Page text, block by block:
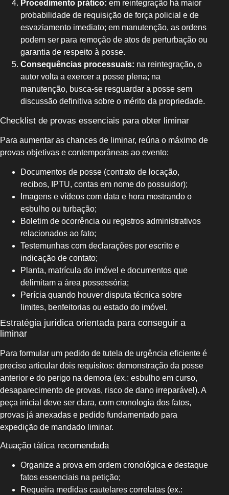
Procedimento prático: em reintegração há maior
probabilidade de requisição de força policial e de
esvaziamento imediato; em manutenção, as ordens
podem ser para remoção de atos de perturbação ou
garantia de respeito à posse.
Consequências processuais: na reintegração, o
autor volta a exercer a posse plena; na
manutenção, busca-se resguardar a posse sem
discussão definitiva sobre o mérito da propriedade.
Checklist de provas essenciais para obter liminar
Para aumentar as chances de liminar, reúna o máximo de
provas objetivas e contemporâneas ao evento:
Documentos de posse (contrato de locação,
recibos, IPTU, contas em nome do possuidor);
Imagens e vídeos com data e hora mostrando o
esbulho ou turbação;
Boletim de ocorrência ou registros administrativos
relacionados ao fato;
Testemunhas com declarações por escrito e
indicação de contato;
Planta, matrícula do imóvel e documentos que
delimitam a área possessória;
Perícia quando houver disputa técnica sobre
limites, benfeitorias ou estado do imóvel.
Estratégia jurídica orientada para conseguir a
liminar
Para formular um pedido de tutela de urgência eficiente é
preciso articular dois requisitos: demonstração da posse
anterior e do perigo na demora (ex.: esbulho em curso,
desaparecimento de provas, risco de dano irreparável). A
peça inicial deve ser clara, com cronologia dos fatos,
provas já anexadas e pedido fundamentado para
expedição de mandado liminar.
Atuação tática recomendada
Organize a prova em ordem cronológica e destaque
fatos essenciais na petição;
Requeira medidas cautelares correlatas (ex.: